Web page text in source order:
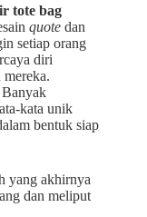
tote bag
quote dan
setiap orang
diri
kata unik
bentuk siap
yang akhirnya
dan meliput